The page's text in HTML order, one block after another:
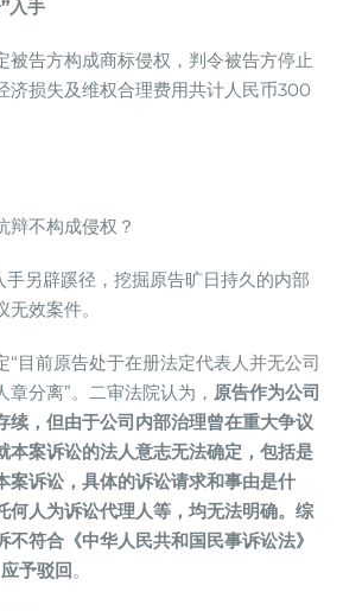
切
入，
商
件
审
转
败
胜
入手
被告方构成商标侵权，判令被告方停止
济损失及维权合理费用共计人民币300
辩不构成侵权？
手另辟蹊径，挖掘原告旷日持久的内部
效案件。
“目前原告处于在册法定代表人并无公司
分离”。二审法院认为， 原告作为公司
续，但由于公司内部治理曾在重大争议
本案诉讼的法人意志无法确定，包括是
案诉讼，具体的诉讼请求和事由是什
何人为诉讼代理人等，均无法明确。综
不符合《中华人民共和国民事诉讼法》
予驳回。